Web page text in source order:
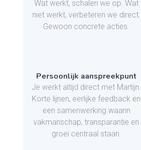
Wat werkt, schalen we op. Wat
niet werkt, verbeteren we direct.
Gewoon concrete acties.
Persoonlijk aanspreekpunt
Je werkt altijd direct met Martijn.
Korte lijnen, eerlijke feedback en
een samenwerking waarin
vakmanschap, transparantie en
groei centraal staan.